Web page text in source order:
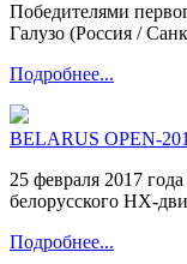
Победителями
Галузо (Россия /
Подробнее...
BELARUS OPEN-
25 февраля 2017
белорусского НХ-
Подробнее...